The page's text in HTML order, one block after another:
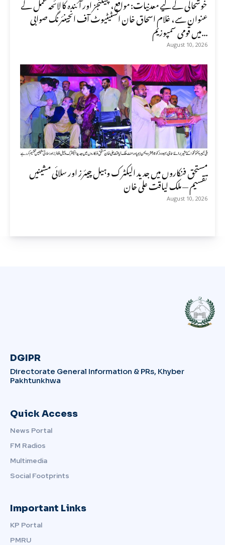
عنوان سے، غلام اسحاق خان انسٹیٹیوٹ آف انجینئرنگ صوابی
میں قومی سمپوزیم...
August 10, 2026
مستحق فنکاروں میں جدید الیکٹرک وہیل چیئرز اور سلائی مشینیں
تقسیم — ملک لیاقت علی خان
August 10, 2026
DGIPR
Directorate General Information & PRs, Khyber
Pakhtunkhwa
Quick Access
News Portal
FM Radios
Multimedia
Social Footprints
Important Links
KP Portal
PMRU